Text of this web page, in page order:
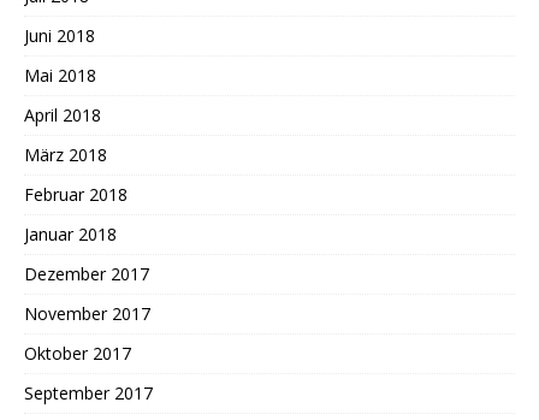
Juni 2018
Mai 2018
April 2018
März 2018
Februar 2018
Januar 2018
Dezember 2017
November 2017
Oktober 2017
September 2017